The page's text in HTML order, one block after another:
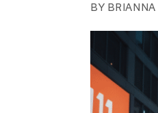
BY